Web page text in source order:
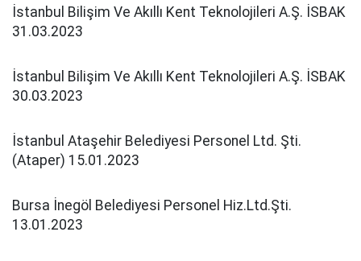
İstanbul Bilişim Ve Akıllı Kent Teknolojileri A.Ş. İSBAK
31.03.2023
İstanbul Bilişim Ve Akıllı Kent Teknolojileri A.Ş. İSBAK
30.03.2023
İstanbul Ataşehir Belediyesi Personel Ltd. Şti.
(Ataper) 15.01.2023
Bursa İnegöl Belediyesi Personel Hiz.Ltd.Şti.
13.01.2023